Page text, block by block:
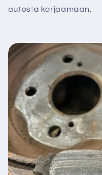
autosta korjaamaan.